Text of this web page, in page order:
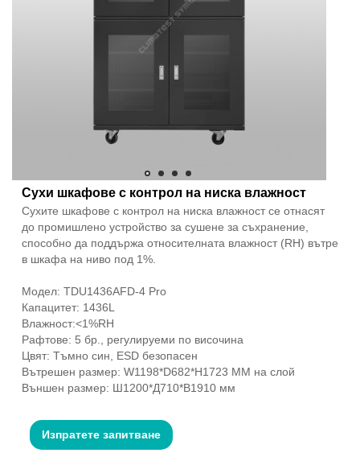
Сухи шкафове с контрол на ниска влажност
Сухите шкафове с контрол на ниска влажност се отнасят
до промишлено устройство за сушене за съхранение,
способно да поддържа относителната влажност (RH) вътре
в шкафа на ниво под 1%.
Модел: TDU1436AFD-4 Pro
Капацитет: 1436L
Влажност:<1%RH
Рафтове: 5 бр., регулируеми по височина
Цвят: Тъмно син, ESD безопасен
Вътрешен размер: W1198*D682*H1723 MM на слой
Външен размер: Ш1200*Д710*В1910 мм
Изпратете запитване